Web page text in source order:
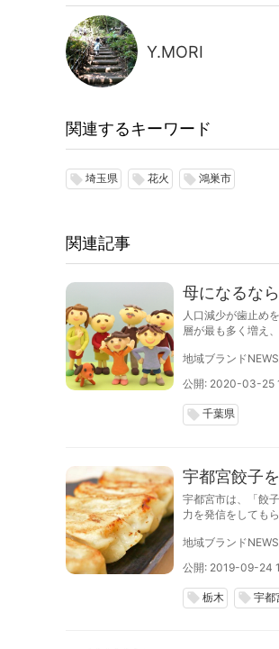
Y.MORI
関連するキーワード
local_offer 埼玉県 local_offer 花火 local_offer 鴻巣市
関連記事
母になるな
人口減少が歯止め
層が最も多く増え
地域ブランド
公開: 2020-03-25
local_offer 千葉県
宇都宮餃子
宇都宮市は、「餃
力を発信をしても
地域ブランド
公開: 2019-09-24
local_offer 栃木 local_offer 宇都